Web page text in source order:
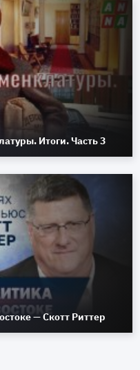
Итоги. Часть 3
— Скотт Риттер